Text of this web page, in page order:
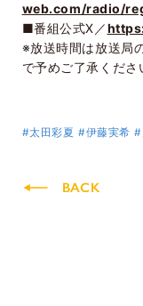
web.com/radio/
■番組公式X／
※放送時間は放送局
で予めご了承くださ
#太田彩夏 #伊藤実希 #
BACK